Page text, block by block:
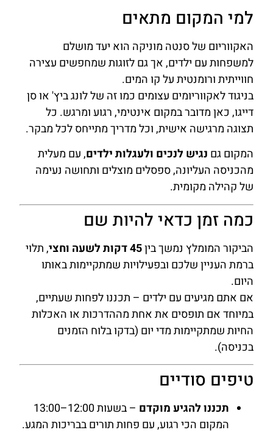
למי המקום מתאים
האקווריום של סנטה מוניקה הוא יעד מושלם
למשפחות עם ילדים, אך גם לזוגות שמחפשים עצירה
חווייתית ורומנטית על קו המים.
בניגוד לאקווריומים עצומים כמו זה של לונג ביץ' או סן
דייגו, כאן מדובר במקום אינטימי, רגוע ומרגש. כל
תצוגה מרגישה אישית, וכל מדריך מתייחס לכל מבקר.
המקום גם נגיש לנכים ולעגלות ילדים, עם מעלית
מהכניסה העליונה, ספסלים מוצלים ותחושה נעימה
של קהילה מקומית.
כמה זמן כדאי להיות שם
הביקור המומלץ נמשך בין45 דקות לשעה וחצי
, תלוי
ברמת העניין שלכם ובפעילויות שמתקיימות באותו
היום.
אם אתם מגיעים עם ילדים – תכננו לפחות שעתיים,
במיוחד אם תופסים את אחת מההדרכות או האכלות
החיות שמתקיימות מדי יום (בדקו בלוח הזמנים
בכניסה).
טיפים סודיים
תכננו להגיע מוקדם
– בשעות 12:00–13:00
המקום הכי רגוע, עם פחות תורים בבריכות המגע.